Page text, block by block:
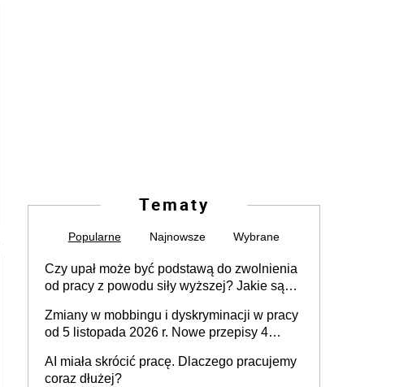
Tematy
Popularne Najnowsze Wybrane
Czy upał może być podstawą do zwolnienia
od pracy z powodu siły wyższej? Jakie są
Zmiany w mobbingu i dyskryminacji w pracy
od 5 listopada 2026 r. Nowe przepisy 4
Ustaw
AI miała skrócić pracę. Dlaczego pracujemy
coraz dłużej?